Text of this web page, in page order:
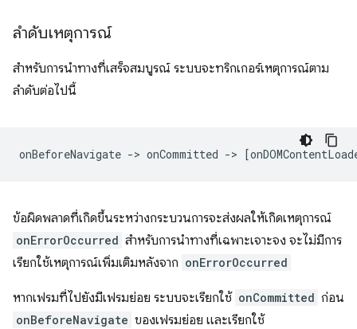
ลำดับเหตุการณ์
สำหรับการนำทางที่เสร็จสมบูรณ์ ระบบจะทริกเกอร์เหตุการณ์ตาม
ลำดับต่อไปนี้
ข้อผิดพลาดที่เกิดขึ้นระหว่างกระบวนการจะส่งผลให้เกิดเหตุการณ์
onErrorOccurred สำหรับการนำทางที่เฉพาะเจาะจง จะไม่มีการ
เรียกใช้เหตุการณ์เพิ่มเติมหลังจาก onErrorOccurred
หากเฟรมที่ไปยังมีเฟรมย่อย ระบบจะเรียกใช้ onCommitted ก่อน
onBeforeNavigate ของเฟรมย่อย และเรียกใช้